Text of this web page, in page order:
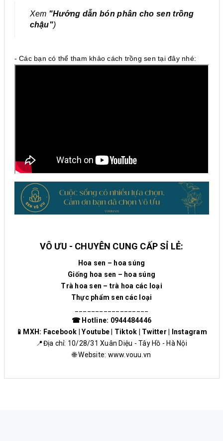
Xem "Hướng dẫn bón phân cho sen trồng
chậu")
- Các bạn có thể tham khảo cách trồng sen tại đây nhé:
VÔ ƯU - CHUYÊN CUNG CẤP SỈ LẺ:
Hoa sen – hoa súng
Giống hoa sen – hoa súng
Trà hoa sen – trà hoa các loại
Thực phẩm sen các loại
☎ Hotline: 0944484446
📱MXH: Facebook |Youtube| Tiktok | Twitter | Instagram
📍Địa chỉ: 10/28/31 Xuân Diệu - Tây Hồ - Hà Nội
🌐 Website: www.vouu.vn